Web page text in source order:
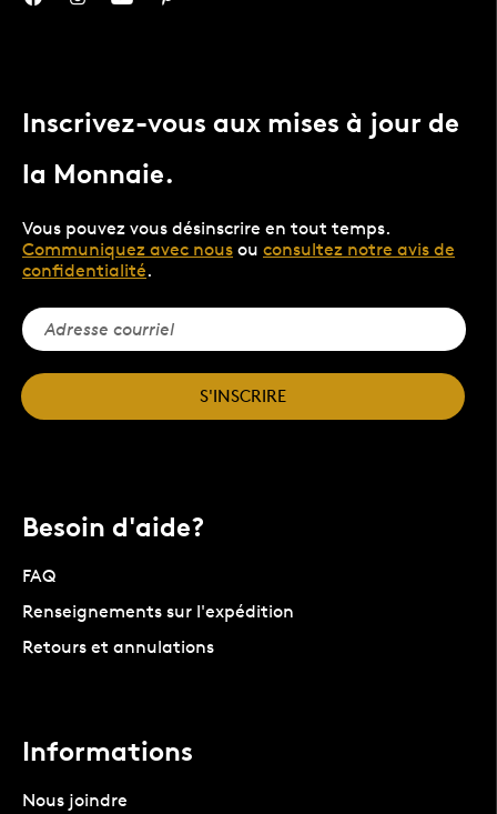
Inscrivez-vous aux mises à jour de
la Monnaie.
Vous pouvez vous désinscrire en tout temps.
Communiquez avec nous ou consultez notre avis de
confidentialité.
S'INSCRIRE
Besoin d'aide?
FAQ
Renseignements sur l'expédition
Retours et annulations
Informations
Nous joindre